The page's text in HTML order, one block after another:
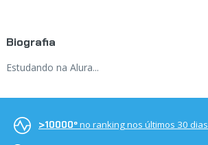
Biografia
Estudando na Alura...
>10000ºno ranking nos últimos 30 dias